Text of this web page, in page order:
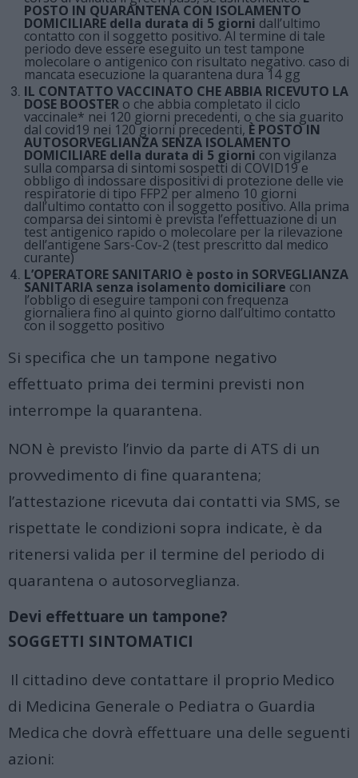
POSTO IN QUARANTENA CON ISOLAMENTO
DOMICILIARE della durata di 5 giorni dall’ultimo
contatto con il soggetto positivo. Al termine di tale
periodo deve essere eseguito un test tampone
molecolare o antigenico con risultato negativo. caso di
mancata esecuzione la quarantena dura 14 gg
IL CONTATTO VACCINATO CHE ABBIA RICEVUTO LA
DOSE BOOSTER o che abbia completato il ciclo
vaccinale* nei 120 giorni precedenti, o che sia guarito
dal covid19 nei 120 giorni precedenti, È POSTO IN
AUTOSORVEGLIANZA SENZA ISOLAMENTO
DOMICILIARE della durata di 5 giorni con vigilanza
sulla comparsa di sintomi sospetti di COVID19 e
obbligo di indossare dispositivi di protezione delle vie
respiratorie di tipo FFP2 per almeno 10 giorni
dall’ultimo contatto con il soggetto positivo. Alla prima
comparsa dei sintomi è prevista l’effettuazione di un
test antigenico rapido o molecolare per la rilevazione
dell’antigene Sars-Cov-2 (test prescritto dal medico
curante)
L’OPERATORE SANITARIO è posto in SORVEGLIANZA
SANITARIA senza isolamento domiciliare con
l’obbligo di eseguire tamponi con frequenza
giornaliera fino al quinto giorno dall’ultimo contatto
con il soggetto positivo
Si specifica che un tampone negativo
effettuato prima dei termini previsti non
interrompe la quarantena.
NON è previsto l’invio da parte di ATS di un
provvedimento di fine quarantena;
l’attestazione ricevuta dai contatti via SMS, se
rispettate le condizioni sopra indicate, è da
ritenersi valida per il termine del periodo di
quarantena o autosorveglianza.
Devi effettuare un tampone?
SOGGETTI SINTOMATICI
Il cittadino deve contattare il proprio Medico
di Medicina Generale o Pediatra o Guardia
Medica che dovrà effettuare una delle seguenti
azioni: